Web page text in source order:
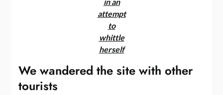
attempt
to
whittle
herself
We wandered the site with other
tourists